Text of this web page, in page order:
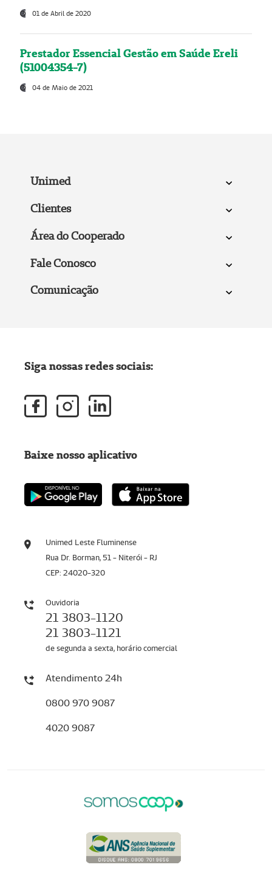
01 de Abril de 2020
Prestador Essencial Gestão em Saúde Ereli
(51004354-7)
04 de Maio de 2021
Unimed
Clientes
Área do Cooperado
Fale Conosco
Comunicação
Unimed Leste Fluminense
Rua Dr. Borman, 51 - Niterói - RJ
CEP: 24020-320
Ouvidoria
21 3803-1120
21 3803-1121
de segunda a sexta, horário comercial
Atendimento 24h
0800 970 9087
4020 9087
Siga nossas redes sociais:
Baixe nosso aplicativo